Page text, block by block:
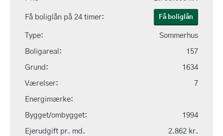
Få boliglån på 24 timer: Få boliglån
Type: Sommerhus
Boligareal: 157
Grund: 1634
Værelser: 7
Energimærke:
Bygget/ombygget: 1994
Ejerudgift pr. md. 2.862 kr.